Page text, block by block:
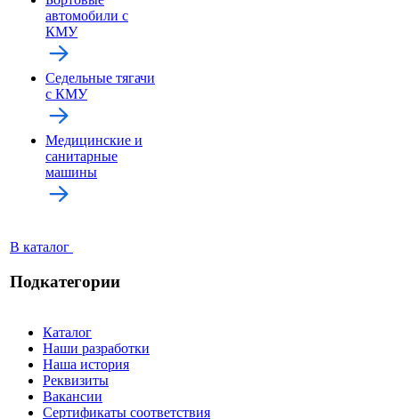
автомобили с
КМУ
Седельные тягачи
с КМУ
Медицинские и
санитарные
машины
В каталог
Подкатегории
Каталог
Наши разработки
Наша история
Реквизиты
Вакансии
Сертификаты соответствия